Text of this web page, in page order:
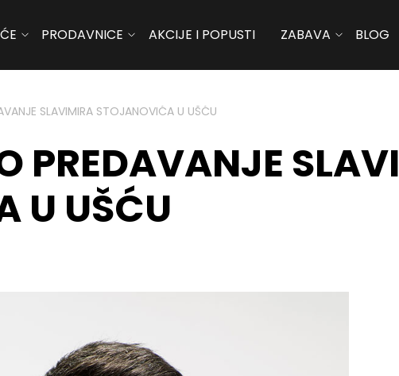
PRODAVNICE AKCIJE I POPUSTI ZABAVA BLOG
SLAVIMIRA STOJANOVIĆA U UŠĆU
PREDAVANJE
U UŠĆU